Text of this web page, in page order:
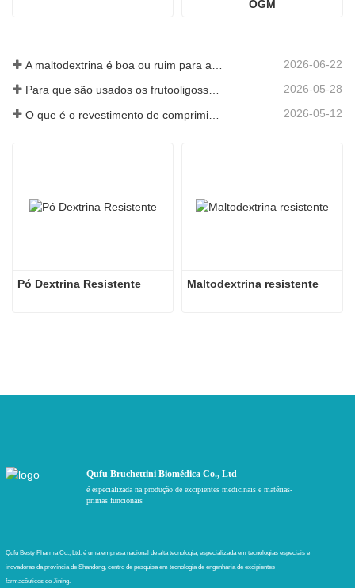
OGM
2026-06-22
Para que são usados os frutooligossacarídeos em alimentos e suplementos? 2026-05-28
2026-05-12
Pó Dextrina Resistente Maltodextrina resistente
Qufu Bruchettini Biomédica Co., Ltd
é especializada na produção de excipientes medicinais e matérias-
primas funcionais
Qufu Besty Pharma Co., Ltd. é uma empresa nacional de alta tecnologia, especializada em tecnologias especiais e
inovadoras da província de Shandong, centro de pesquisa em tecnologia de engenharia de excipientes
farmacêuticos de Jining.